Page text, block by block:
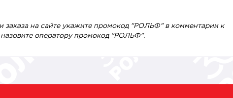
заказа на сайте укажите промокод "РОЛЬФ" в комментарии к
оператору промокод "РОЛЬФ".